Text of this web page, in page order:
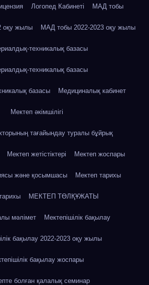
Логопед Кабинеті МАД тобы
оқу жылы МАД тобы 2022-2023 оқу жылы
техникалық базасы
техникалық базасы
базасы Медициналық кабинет
Мектеп әкімшілігі
тағайындау туралы бұйрық
Мектеп жетістіктері Мектеп жоспары
және қосымшасы Мектеп тарихы
МЕКТЕП ТӨЛҚҰЖАТЫ
мәлімет Мектепішілік бақылау
бақылау 2022-2023 оқу жылы
бақылау жоспары
болған қалалық семинар